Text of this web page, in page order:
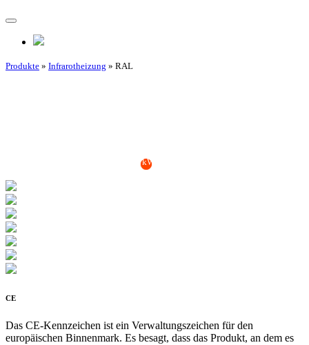
Produkte » Infrarotheizung » RAL
*Berechnungsgrundlage: € 0,25 pro kWh Strompreis, 4 h Einschaltzeit pro
CE
Das CE-Kennzeichen ist ein Verwaltungszeichen für den
europäischen Binnenmark. Es besagt, dass das Produkt, an dem es